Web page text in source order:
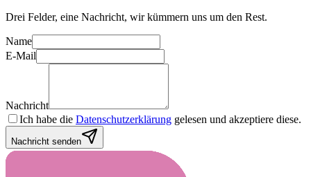
Drei Felder, eine Nachricht, wir kümmern uns um den Rest.
Name
E-Mail
Nachricht
Ich habe die Datenschutzerklärung gelesen und akzeptiere diese.
Nachricht senden